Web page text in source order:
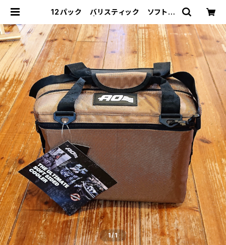
12パック バリスティック ソフトク
1/1